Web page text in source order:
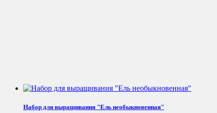
Набор для выращивания "Ель необыкновенная"